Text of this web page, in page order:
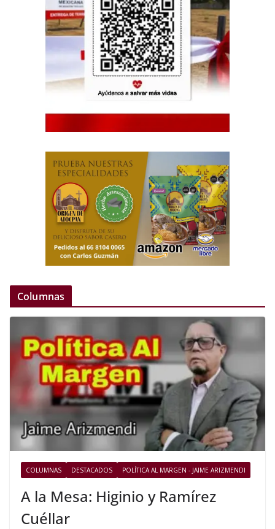
Columnas
COLUMNAS DESTACADOS POLÍTICA AL MARGEN - JAIME ARIZMENDI
A la Mesa: Higinio y Ramírez
Cuéllar